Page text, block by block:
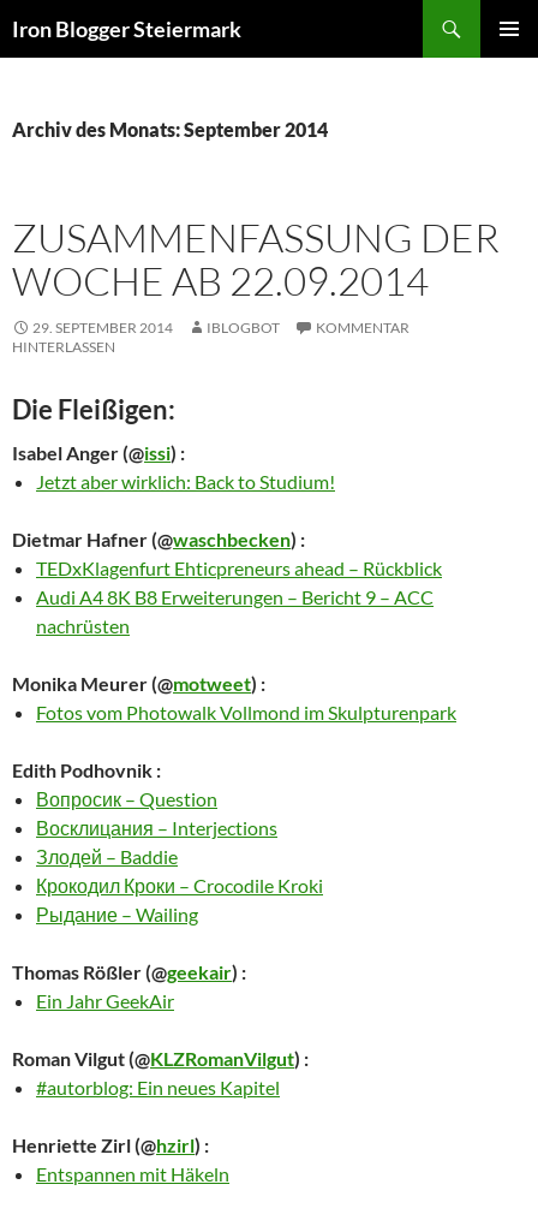
Inhalt
Iron Blogger Steiermark
Archiv des Monats: September 2014
ZUSAMMENFASSUNG DER
WOCHE AB 22.09.2014
29. SEPTEMBER 2014 IBLOGBOT
KOMMENTAR
HINTERLASSEN
Die Fleißigen:
Isabel Anger(@issi) :
Jetzt aber wirklich: Back to Studium!
Dietmar Hafner(@waschbecken) :
TEDxKlagenfurt Ehticpreneurs ahead – Rückblick
Audi A4 8K B8 Erweiterungen – Bericht 9 – ACC
nachrüsten
Monika Meurer(@motweet) :
Fotos vom Photowalk Vollmond im Skulpturenpark
Edith Podhovnik :
Вопросик – Question
Восклицания – Interjections
Злодей – Baddie
Крокодил Кроки – Crocodile Kroki
Рыдание – Wailing
Thomas Rößler(@geekair) :
Ein Jahr GeekAir
Roman Vilgut(@KLZRomanVilgut) :
#autorblog: Ein neues Kapitel
Henriette Zirl(@hzirl) :
Entspannen mit Häkeln